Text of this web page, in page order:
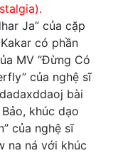
Ja” của cặp
có phần
MV “Đừng Có
của nghệ sĩ
bài
khúc dạo
của nghệ sĩ
na ná với khúc